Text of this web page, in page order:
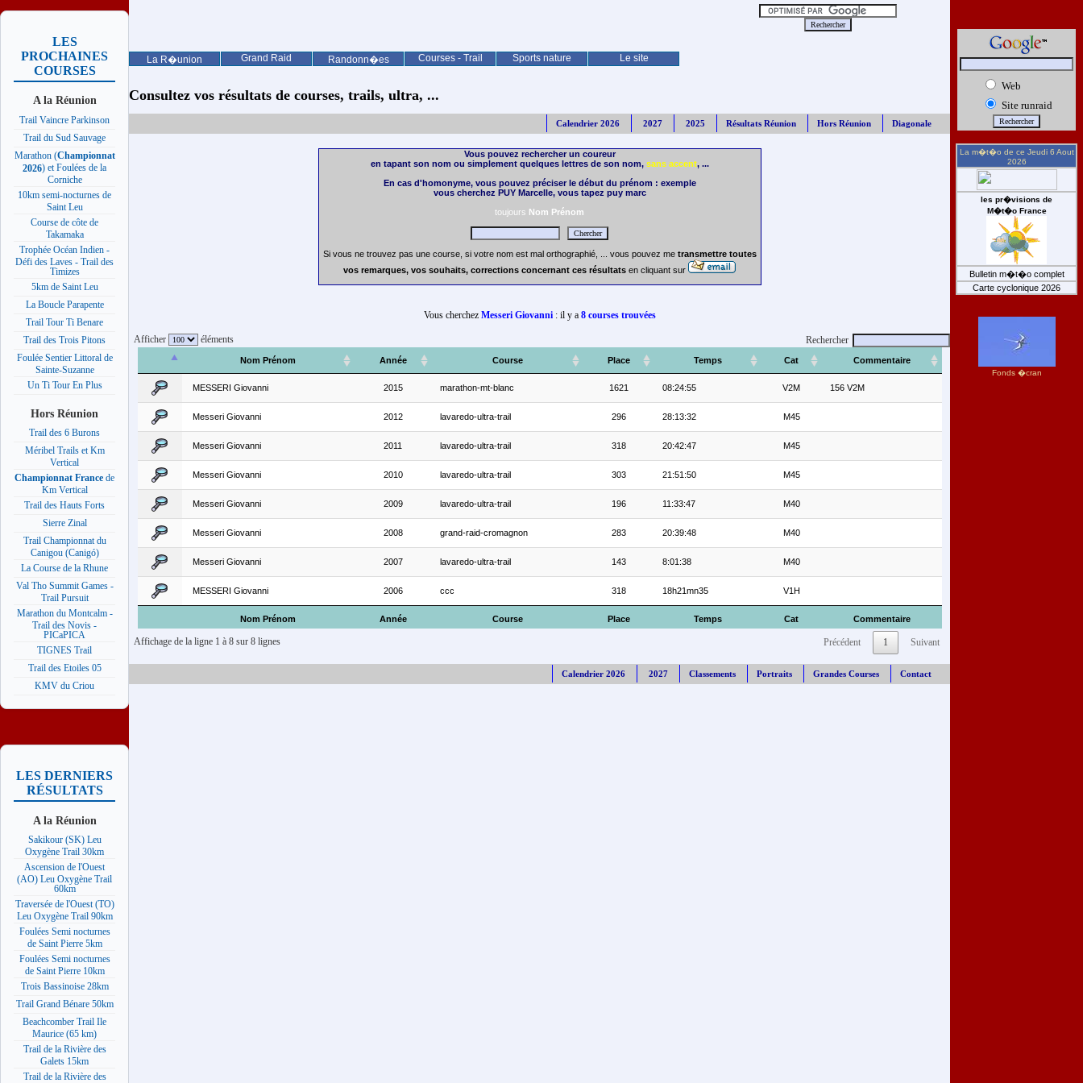
La R�union Grand Raid Randonn�es Courses - Trail Sports nature Le site
LES
PROCHAINES
COURSES
A la Réunion
Trail Vaincre Parkinson
Trail du Sud Sauvage
Marathon (Championnat
2026) et Foulées de la
Corniche
10km semi-nocturnes de
Saint Leu
Course de côte de
Takamaka
Trophée Océan Indien -
Défi des Laves - Trail des
Timizes
5km de Saint Leu
La Boucle Parapente
Trail Tour Ti Benare
Trail des Trois Pitons
Foulée Sentier Littoral de
Sainte-Suzanne
Un Ti Tour En Plus
Hors Réunion
Trail des 6 Burons
Méribel Trails et Km
Vertical
Championnat France de
Km Vertical
Trail des Hauts Forts
Sierre Zinal
Trail Championnat du
Canigou (Canigó)
La Course de la Rhune
Val Tho Summit Games -
Trail Pursuit
Marathon du Montcalm -
Trail des Novis -
PICaPICA
TIGNES Trail
Trail des Etoiles 05
KMV du Criou
LES DERNIERS
RÉSULTATS
A la Réunion
Sakikour (SK) Leu
Oxygène Trail 30km
Ascension de l'Ouest
(AO) Leu Oxygène Trail
60km
Traversée de l'Ouest (TO)
Leu Oxygène Trail 90km
Foulées Semi nocturnes
de Saint Pierre 5km
Foulées Semi nocturnes
de Saint Pierre 10km
Trois Bassinoise 28km
Trail Grand Bénare 50km
Beachcomber Trail Ile
Maurice (65 km)
Trail de la Rivière des
Galets 15km
Trail de la Rivière des
Consultez vos résultats de courses, trails, ultra, ...
Calendrier 2026 2027 2025 Résultats Réunion Hors Réunion Diagonale
Vous pouvez rechercher un coureur
en tapant son nom ou simplement quelques lettres de son nom, sans accent, ...
En cas d'homonyme, vous pouvez préciser le début du prénom : exemple
vous cherchez PUY Marcelle, vous tapez puy marc
toujours Nom Prénom
Si vous ne trouvez pas une course, si votre nom est mal orthographié, ... vous pouvez me transmettre toutes
vos remarques, vos souhaits, corrections concernant ces résultats en cliquant sur
Vous cherchez Messeri Giovanni: il y a 8 courses trouvées
Afficher éléments Rechercher
Nom Prénom Année Course Place Temps Cat Commentaire
Nom Prénom Année Course Place Temps Cat Commentaire
MESSERI Giovanni 2015 marathon-mt-blanc 1621 08:24:55 V2M 156 V2M
Messeri Giovanni 2012 lavaredo-ultra-trail 296 28:13:32 M45
Messeri Giovanni 2011 lavaredo-ultra-trail 318 20:42:47 M45
Messeri Giovanni 2010 lavaredo-ultra-trail 303 21:51:50 M45
Messeri Giovanni 2009 lavaredo-ultra-trail 196 11:33:47 M40
Messeri Giovanni 2008 grand-raid-cromagnon 283 20:39:48 M40
Messeri Giovanni 2007 lavaredo-ultra-trail 143 8:01:38 M40
MESSERI Giovanni 2006 ccc 318 18h21mn35 V1H
Affichage de la ligne 1 à 8 sur 8 lignes Précédent 1 Suivant
Calendrier 2026 2027 Classements Portraits Grandes Courses Contact
Web
Site runraid
La m�t�o de ce Jeudi 6 Aout
2026
les pr�visions de
M�t�o France
Bulletin m�t�o complet
Carte cyclonique 2026
Fonds �cran